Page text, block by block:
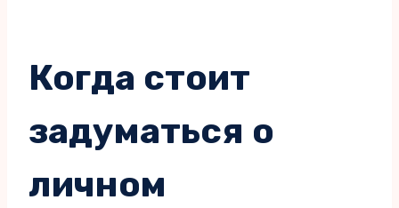
Когда стоит
задуматься о
личном